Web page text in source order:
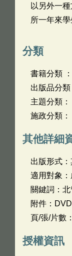
以另外一
所一年來學
分類
書籍分類
出版品分
主題分類：
施政分類：
其他詳細
出版形式
適用對象
關鍵詞：
附件：DVD
頁/張/片數
授權資訊